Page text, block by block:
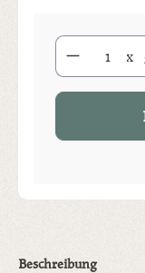
Produkt Anzahl:
x
Beschreibung